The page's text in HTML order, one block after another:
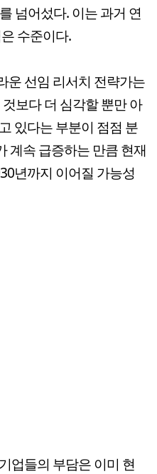
넘어섰다. 이는 과거 연
수준이다.
운 선임 리서치 전략가는
보다 더 심각할 뿐만 아
있다는 부분이 점점 분
계속 급증하는 만큼 현재
년까지 이어질 가능성
업들의 부담은 이미 현